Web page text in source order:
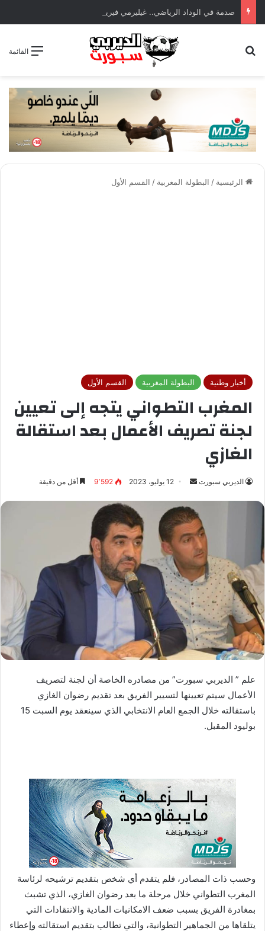
القائمة
الرئيسية / البطولة المغربية / القسم الأول
أخبار وطنية البطولة المغربية القسم الأول
المغرب التطواني يتجه إلى تعيين
لجنة تصريف الأعمال بعد استقالة
الغازي
الديربي سبورت
س
ل
ب
د
إ
ل
ك
ت
و
ن
ي
12 يوليو، 2023 9٬592 أقل من دقيقة
علم ” الديربي سبورت” من مصادره الخاصة أن لجنة لتصريف
الأعمال سيتم تعيينها لتسيير الفريق بعد تقديم رضوان الغازي
باستقالته خلال الجمع العام الانتخابي الذي سينعقد يوم السبت 15
بوليود المقبل.
وحسب ذات المصادر، فلم يتقدم أي شخص بتقديم ترشيحه لرئاسة
المغرب التطواني خلال مرحلة ما بعد رضوان الغازي، الذي تشبث
بمغادرة الفريق بسبب ضعف الامكانيات المادية والانتقادات التي
يتلقاها من الجماهير التطوانية، والتي تطالب بتقديم استقالته وإعطاء